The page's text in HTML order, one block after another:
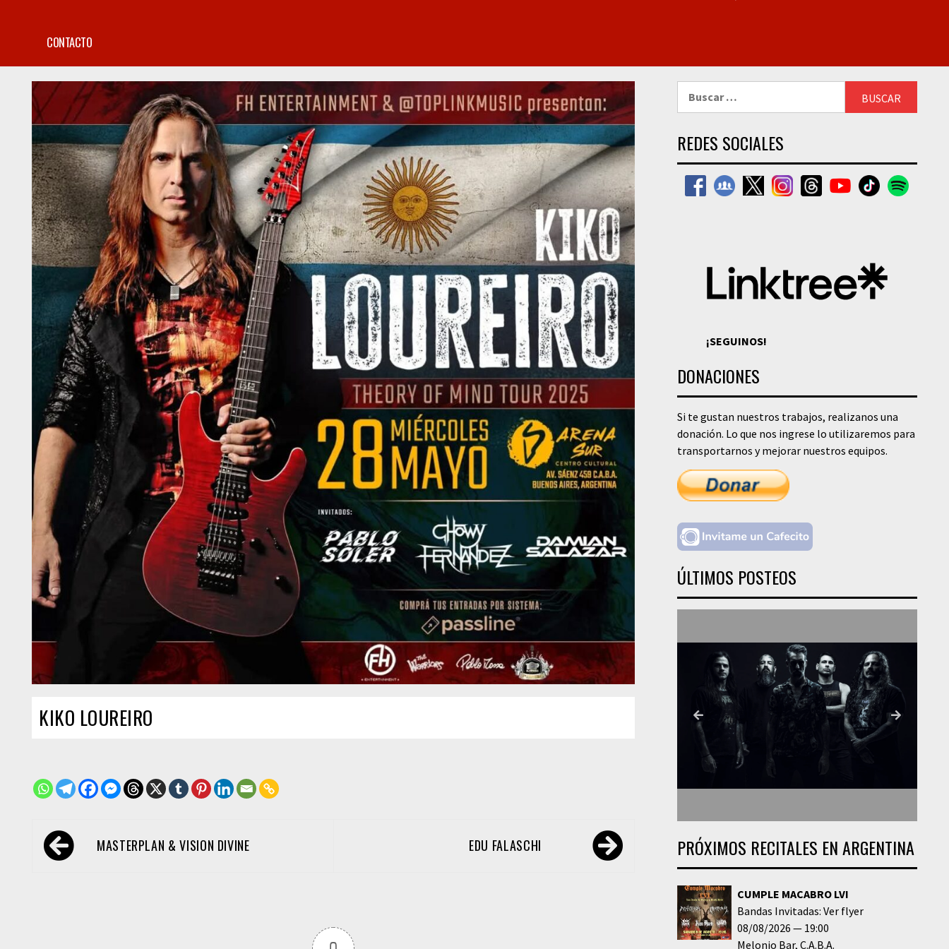
CONTACTO
KIKO LOUREIRO
Navegación
de MASTERPLAN & VISION DIVINE EDU FALASCHI
REDES SOCIALES
¡SEGUINOS!
DONACIONES
Si te gustan nuestros trabajos, realizanos una
donación. Lo que nos ingrese lo utilizaremos para
transportarnos y mejorar nuestros equipos.
ÚLTIMOS POSTEOS
PRÓXIMOS RECITALES EN ARGENTINA
CUMPLE MACABRO LVI
Bandas Invitadas: Ver flyer
08/08/2026
19:00
Melonio Bar C.A.B.A.